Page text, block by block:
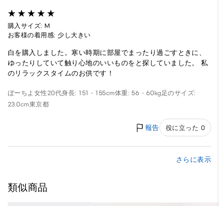
購入サイズ: M
お客様の着用感: 少し大きい
白を購入しました。寒い時期に部屋でまったり過ごすときに、
ゆったりしていて触り心地のいいものをと探していました。 私
のリラックスタイムのお供です！
ぼーちよ 女性20代身長: 151 - 155cm体重: 56 - 60kg足のサイズ:
23.0cm東京都
報告 役に立った 0
さらに表示
類似商品